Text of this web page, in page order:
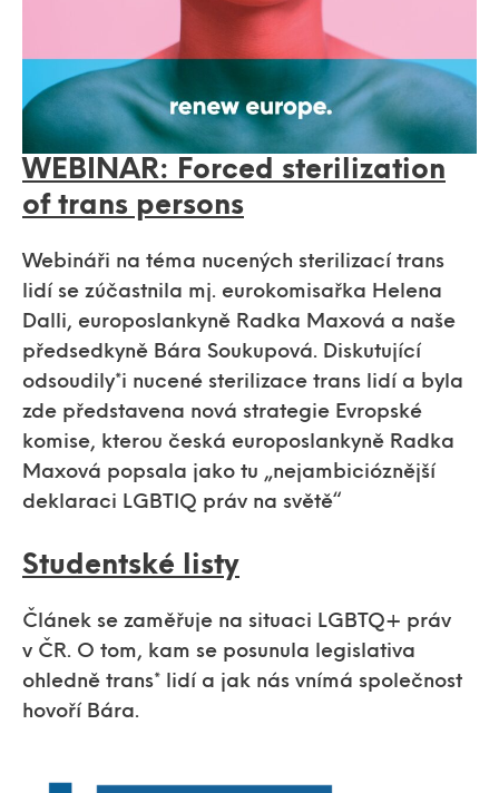
WEBINAR: Forced sterilization
of trans persons
Webináři na téma nucených sterilizací trans
lidí se zúčastnila mj. eurokomisařka Helena
Dalli, europoslankyně Radka Maxová a naše
předsedkyně Bára Soukupová. Diskutující
odsoudily*i nucené sterilizace trans lidí a byla
zde představena nová strategie Evropské
komise, kterou česká europoslankyně Radka
Maxová popsala jako tu „nejambicióznější
deklaraci LGBTIQ práv na světě“
Studentské listy
Článek se zaměřuje na situaci LGBTQ+ práv
v ČR. O tom, kam se posunula legislativa
ohledně trans* lidí a jak nás vnímá společnost
hovoří Bára.